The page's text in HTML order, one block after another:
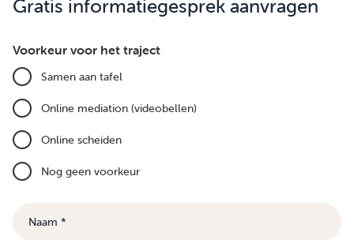
Gratis informatiegesprek aanvragen
Voorkeur voor het traject
Samen aan tafel
Online mediation (videobellen)
Online scheiden
Nog geen voorkeur